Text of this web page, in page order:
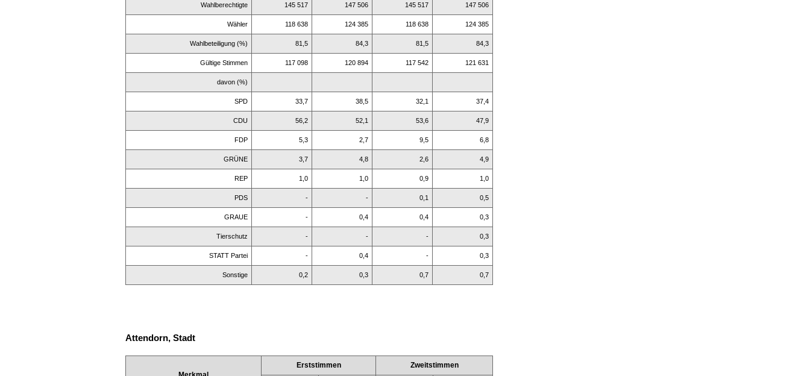
Wahlberechtigte 145 517 147 506 145 517 147 506
Wähler 118 638 124 385 118 638 124 385
Wahlbeteiligung (%) 81,5 84,3 81,5 84,3
Gültige Stimmen 117 098 120 894 117 542 121 631
davon (%)
SPD 33,7 38,5 32,1 37,4
CDU 56,2 52,1 53,6 47,9
FDP 5,3 2,7 9,5 6,8
GRÜNE 3,7 4,8 2,6 4,9
REP 1,0 1,0 0,9 1,0
PDS - - 0,1 0,5
GRAUE - 0,4 0,4 0,3
Tierschutz - - - 0,3
STATT Partei - 0,4 - 0,3
Sonstige 0,2 0,3 0,7 0,7
Attendorn, Stadt
Erststimmen Zweitstimmen